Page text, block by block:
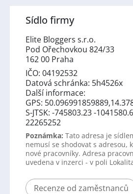
Sídlo firmy
Elite Bloggers s.r.o.
Pod Ořechovkou 824/33
162 00 Praha
IČO: 04192532
Datová schránka: 5h4526x
Další informace:
GPS:
S-JTSK: -745803.23 -
22265252
Poznámka: Tato adresa je
nemusí se shodovat s adresou,
nové pracovníky. Adresa
uvedena v inzerci - v poli
Recenze od zaměstnanců